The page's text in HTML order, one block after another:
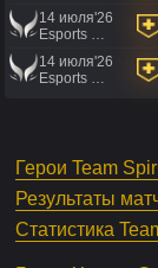
14 июля'26
14 июля'26
Герои Team
Результаты
Статистика